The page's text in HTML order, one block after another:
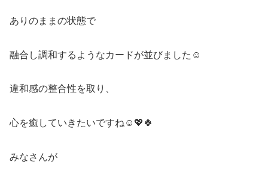
ありのままの状態で
融合し調和するようなカードが並びました☺️
違和感の整合性を取り、
心を癒していきたいですね☺️💖🍀
みなさんが